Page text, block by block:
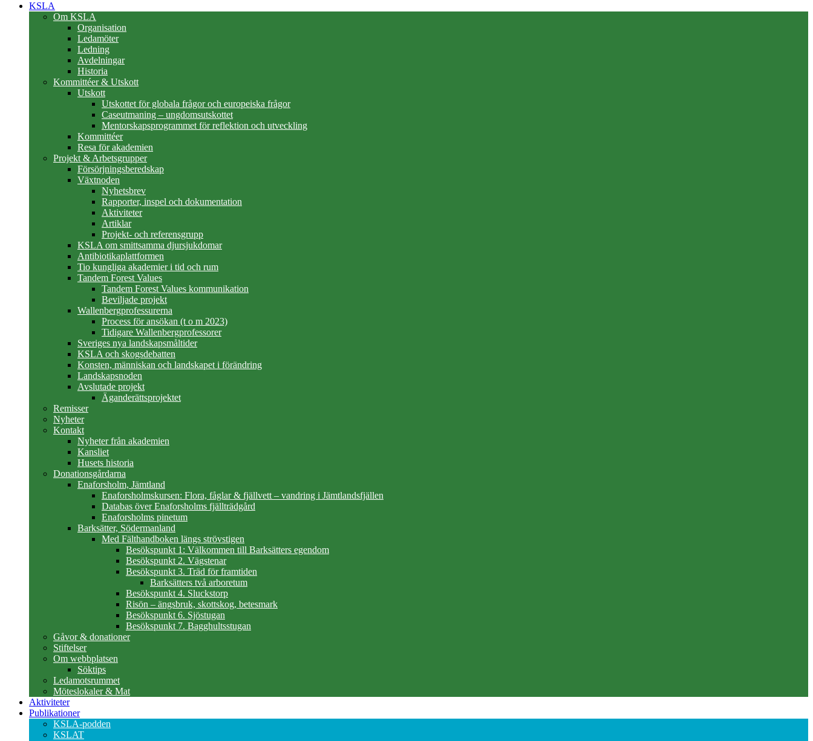
KSLA
Om KSLA
Organisation
Ledamöter
Ledning
Avdelningar
Historia
Kommittéer & Utskott
Utskott
Utskottet för globala frågor och europeiska frågor
Caseutmaning – ungdomsutskottet
Mentorskapsprogrammet för reflektion och utveckling
Kommittéer
Resa för akademien
Projekt & Arbetsgrupper
Försörjningsberedskap
Växtnoden
Nyhetsbrev
Rapporter, inspel och dokumentation
Aktiviteter
Artiklar
Projekt- och referensgrupp
KSLA om smittsamma djursjukdomar
Antibiotikaplattformen
Tio kungliga akademier i tid och rum
Tandem Forest Values
Tandem Forest Values kommunikation
Beviljade projekt
Wallenbergprofessurerna
Process för ansökan (t o m 2023)
Tidigare Wallenbergprofessorer
Sveriges nya landskapsmåltider
KSLA och skogsdebatten
Konsten, människan och landskapet i förändring
Landskapsnoden
Avslutade projekt
Äganderättsprojektet
Remisser
Nyheter
Kontakt
Nyheter från akademien
Kansliet
Husets historia
Donationsgårdarna
Enaforsholm, Jämtland
Enaforsholmskursen: Flora, fåglar & fjällvett – vandring i Jämtlandsfjällen
Databas över Enaforsholms fjällträdgård
Enaforsholms pinetum
Barksätter, Södermanland
Med Fälthandboken längs strövstigen
Besökspunkt 1: Välkommen till Barksätters egendom
Besökspunkt 2. Vägstenar
Besökspunkt 3. Träd för framtiden
Barksätters två arboretum
Besökspunkt 4. Sluckstorp
Risön – ängsbruk, skottskog, betesmark
Besökspunkt 6. Sjöstugan
Besökspunkt 7. Bagghultsstugan
Gåvor & donationer
Stiftelser
Om webbplatsen
Söktips
Ledamotsrummet
Möteslokaler & Mat
Aktiviteter
Publikationer
KSLA-podden
KSLAT